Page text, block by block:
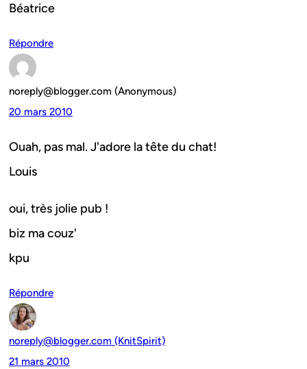
Béatrice
Répondre
noreply@blogger.com (Anonymous)
20 mars 2010
Ouah, pas mal. J'adore la tête du chat!
Louis
oui, très jolie pub !
biz ma couz'
kpu
Répondre
noreply@blogger.com (KnitSpirit)
21 mars 2010